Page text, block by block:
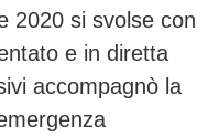
2020 si svolse con
e in diretta
accompagnò la